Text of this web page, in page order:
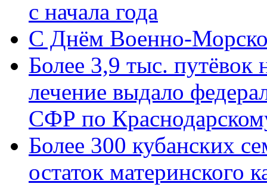
с начала года
C Днём Военно-
Более 3,9 тыс. путёвок
лечение выдало
СФР по
Более 300 кубанских
остаток материнского